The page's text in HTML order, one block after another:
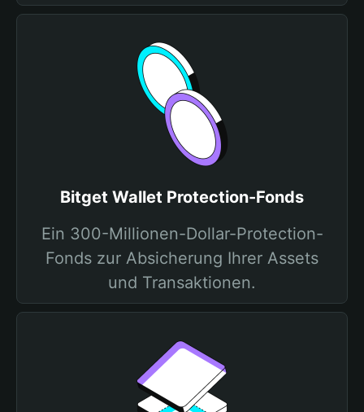
Bitget Wallet Protection-Fonds
Ein 300-Millionen-Dollar-Protection-
Fonds zur Absicherung Ihrer Assets
und Transaktionen.